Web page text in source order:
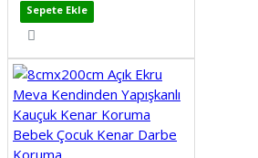
Sepete Ekle